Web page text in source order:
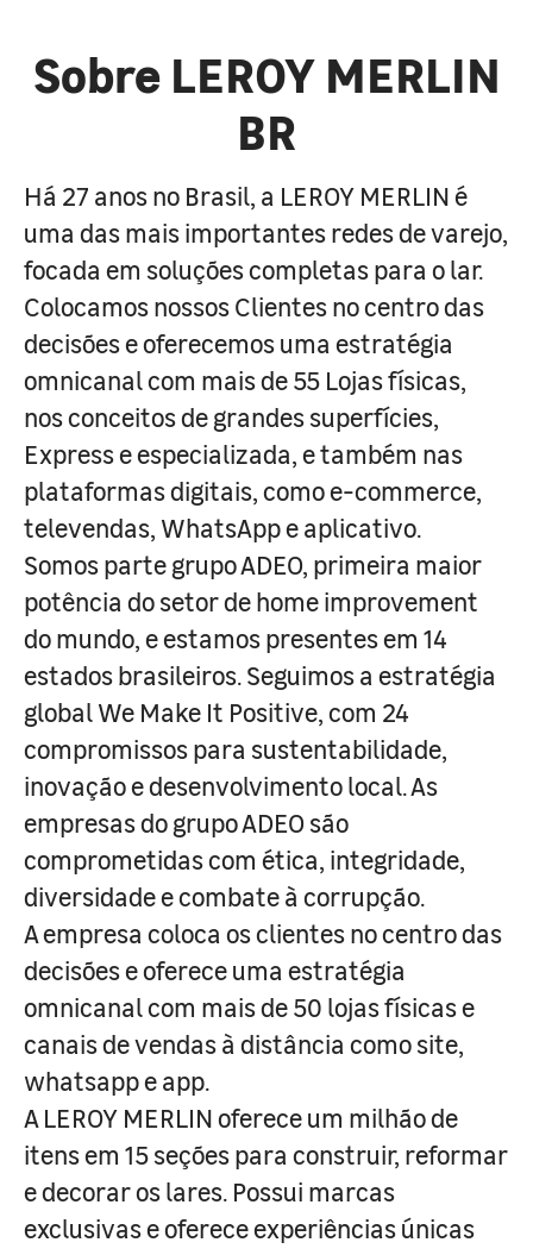
Sobre LEROY MERLIN
BR
Há 27 anos no Brasil, a LEROY MERLIN é
uma das mais importantes redes de varejo,
focada em soluções completas para o lar.
Colocamos nossos Clientes no centro das
decisões e oferecemos uma estratégia
omnicanal com mais de 55 Lojas físicas,
nos conceitos de grandes superfícies,
Express e especializada, e também nas
plataformas digitais, como e-commerce,
televendas, WhatsApp e aplicativo.
Somos parte grupo ADEO, primeira maior
potência do setor de home improvement
do mundo, e estamos presentes em 14
estados brasileiros. Seguimos a estratégia
global We Make It Positive, com 24
compromissos para sustentabilidade,
inovação e desenvolvimento local. As
empresas do grupo ADEO são
comprometidas com ética, integridade,
diversidade e combate à corrupção.
A empresa coloca os clientes no centro das
decisões e oferece uma estratégia
omnicanal com mais de 50 lojas físicas e
canais de vendas à distância como site,
whatsapp e app.
A LEROY MERLIN oferece um milhão de
itens em 15 seções para construir, reformar
e decorar os lares. Possui marcas
exclusivas e oferece experiências únicas